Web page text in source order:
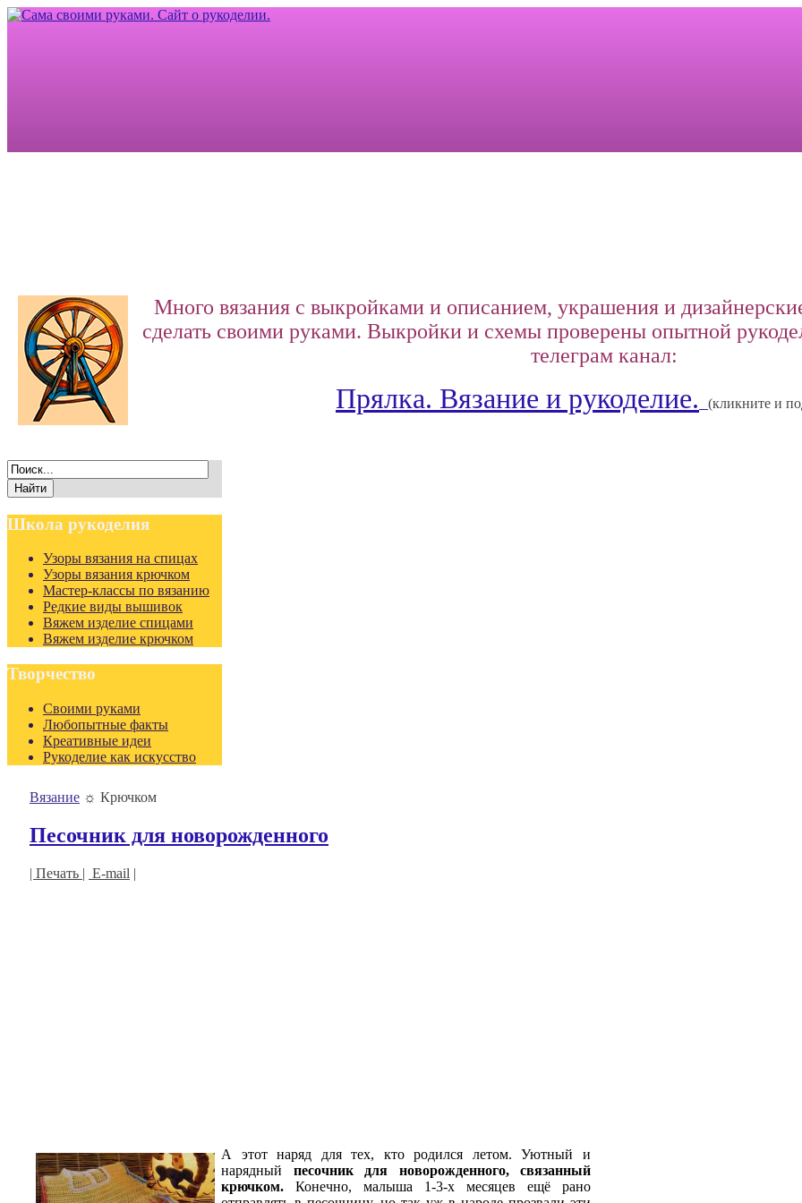
Много вязания с выкройками и описанием, украшения и
сделать своими руками. Выкройки и схемы проверены опытной
телеграм канал:
Прялка. Вязание и рукоделие. (кликните и
Школа рукоделия
Узоры вязания на спицах
Узоры вязания крючком
Мастер-классы по вязанию
Редкие виды вышивок
Вяжем изделие спицами
Вяжем изделие крючком
Творчество
Своими руками
Любопытные факты
Креативные идеи
Рукоделие как искусство
Вязание ☼ Крючком
Песочник для новорожденного
| Печать | E-mail |
А этот наряд для тех, кто родился летом. Уютный и
нарядный песочник для новорожденного, связанный
крючком. Конечно, малыша 1-3-х месяцев ещё рано